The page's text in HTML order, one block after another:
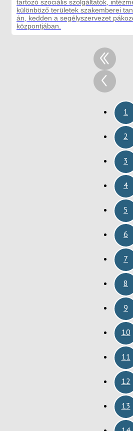
tartozó szociális szolgáltatók,
különböző területek szakemberei
án, kedden a segélyszervezet
központjában.
1
2
3
4
5
6
7
8
9
10
11
12
13